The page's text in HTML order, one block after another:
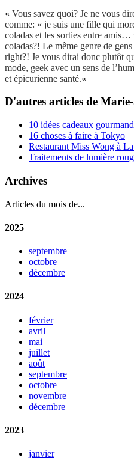
« Vous savez quoi? Je ne vous
comme: « je suis une fille qui
coladas et les sorties entre
coladas?! Le même genre de
right?! Je vous dirai donc plutôt
mode, geek avec un sens de
et épicurienne santé.«
D'autres articles de
10 idées cadeaux
16 choses à faire à Tokyo
Restaurant Miss Wong à
Traitements de lumière
Archives
Articles du mois de...
2025
septembre
octobre
décembre
2024
février
avril
mai
juillet
août
septembre
octobre
novembre
décembre
2023
janvier